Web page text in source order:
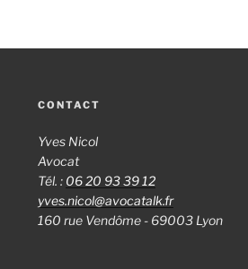
CONTACT
Yves Nicol
Avocat
Tél. : 06 20 93 39 12
yves.nicol@avocatalk.fr
160 rue Vendôme - 69003 Lyon